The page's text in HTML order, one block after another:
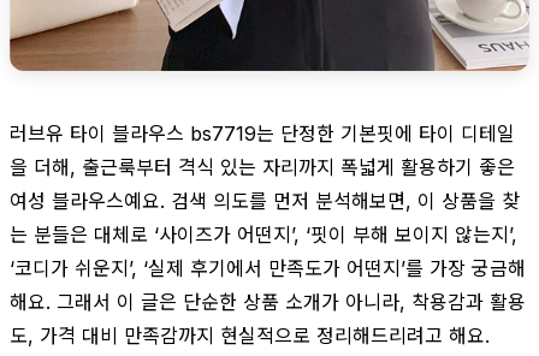
러브유 타이 블라우스 bs7719는 단정한 기본핏에 타이 디테일
을 더해, 출근룩부터 격식 있는 자리까지 폭넓게 활용하기 좋은
여성 블라우스예요. 검색 의도를 먼저 분석해보면, 이 상품을 찾
는 분들은 대체로 ‘사이즈가 어떤지’, ‘핏이 부해 보이지 않는지’,
‘코디가 쉬운지’, ‘실제 후기에서 만족도가 어떤지’를 가장 궁금해
해요. 그래서 이 글은 단순한 상품 소개가 아니라, 착용감과 활용
도, 가격 대비 만족감까지 현실적으로 정리해드리려고 해요.